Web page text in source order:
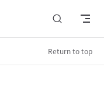
Return to top